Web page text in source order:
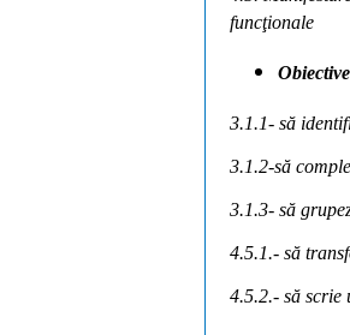
funcţionale
3.1.1- să
3.1.2-să
3.1.3- să
4.5.1.- să
4.5.2.- să scrie